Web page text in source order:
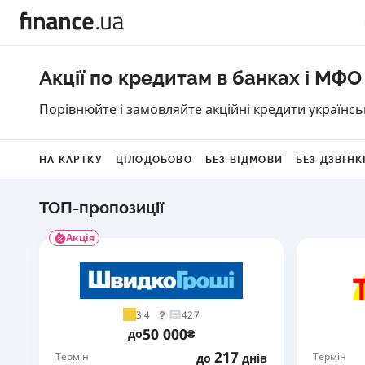
Акції по кредитам в банках і МФО
Порівнюйте і замовляйте акційні кредити
НА КАРТКУ ЦІЛОДОБОВО БЕЗ ВІДМОВИ БЕЗ
ТОП-пропозиції
Акція
3,4 427
до50 000₴
Термін до 217 днів Термін